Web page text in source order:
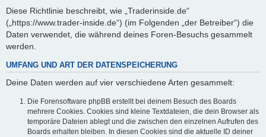
Diese Richtlinie beschreibt, wie „Traderinside.de“
(„https://www.trader-inside.de“) (im Folgenden „der Betreiber“) die
Daten verwendet, die während deines Foren-Besuchs gesammelt
werden.
UMFANG UND ART DER DATENSPEICHERUNG
Deine Daten werden auf vier verschiedene Arten gesammelt:
Die Forensoftware phpBB erstellt bei deinem Besuch des Boards
mehrere Cookies. Cookies sind kleine Textdateien, die dein Browser als
temporäre Dateien ablegt und die zwischen den einzelnen Aufrufen des
Boards erhalten bleiben. In diesen Cookies sind die aktuelle ID deiner